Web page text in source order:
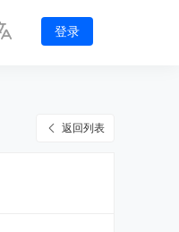
登录
返回列表